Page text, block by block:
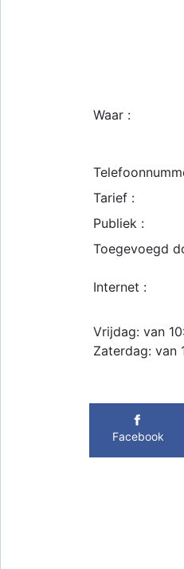
Waar :
Tarief :
Publiek :
Toegevoegd
Internet :
Vrijdag: van
Zaterdag: van
Facebook